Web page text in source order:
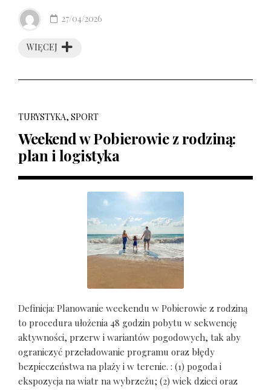
WIĘCEJ
27/04/2026
TURYSTYKA, SPORT
Weekend w Pobierowie z rodziną:
plan i logistyka
Definicja: Planowanie weekendu w Pobierowie z rodziną
to procedura ułożenia 48 godzin pobytu w sekwencję
aktywności, przerw i wariantów pogodowych, tak aby
ograniczyć przeładowanie programu oraz błędy
bezpieczeństwa na plaży i w terenie. : (1) pogoda i
ekspozycja na wiatr na wybrzeżu; (2) wiek dzieci oraz